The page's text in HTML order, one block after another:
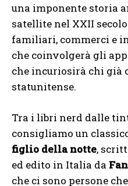
una imponente storia
satellite nel XXII
familiari, commerci e
che coinvolgerà gli
che incuriosirà chi già
statunitense.
Tra i libri nerd dalle
consigliamo un
figlio della notte,
ed edito in Italia da
che ci sono persone